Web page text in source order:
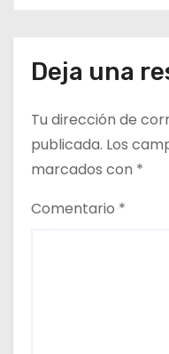
r
a
d
Deja una
Tu dirección de
publicada. Los
marcados con *
Comentario *